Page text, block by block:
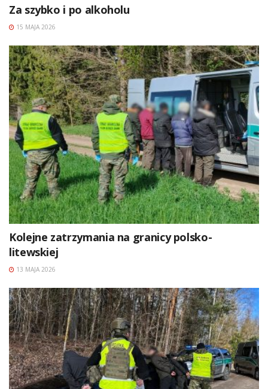
Za szybko i po alkoholu
15 MAJA 2026
Kolejne zatrzymania na granicy polsko-
litewskiej
13 MAJA 2026